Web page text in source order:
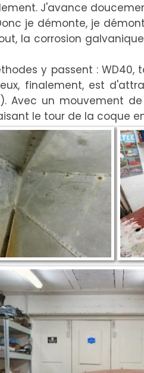
J'avance
je démonte, je
la corrosion
y passent : WD40,
finalement, est
Avec un mouvement
le tour de la coque